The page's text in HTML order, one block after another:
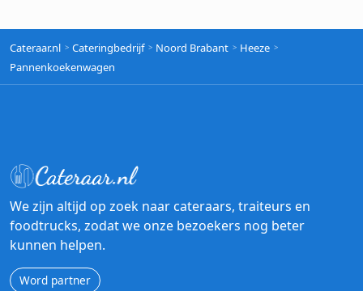
Cateraar.nl Cateringbedrijf Noord Brabant
Heeze
Pannenkoekenwagen
We zijn altijd op zoek naar cateraars, traiteurs en
foodtrucks, zodat we onze bezoekers nog beter
kunnen helpen.
Word partner